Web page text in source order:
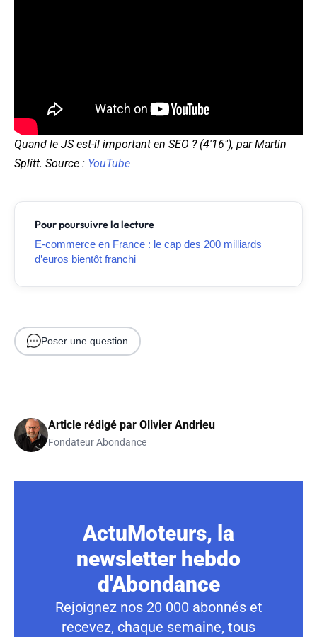
Quand le JS est-il important en SEO ? (4'16"), par Martin
Splitt. Source : YouTube
Pour poursuivre la lecture
E-commerce en France : le cap des 200 milliards
d’euros bientôt franchi
Poser une question
Article rédigé par Olivier Andrieu
Fondateur Abondance
ActuMoteurs, la
newsletter hebdo
d'Abondance
Rejoignez nos 20 000 abonnés et
recevez, chaque semaine, tous